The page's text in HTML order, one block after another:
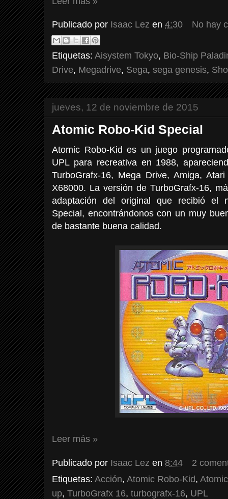
Publicado por Isaac Lez en 4:30 No hay
Etiquetas: Aisystem Tokyo, Bio-Ship
Drive, Megadrive, Sega, sega genesis,
jueves, 12 de noviembre de 2015
Atomic Robo-Kid Special
Atomic Robo-Kid es un juego
UPL para recreativa en 1988,
TurboGrafx-16, Mega Drive, Amiga,
X68000. La versión de TurboGrafx-16,
adaptación del original que recibió el
Special, encontrándonos con un muy
de bastante buena calidad.
Leer más »
Publicado por Isaac Lez en 8:44
2
Etiquetas: Acción, Atomic Robo-Kid,
up, TurboGrafx 16, turbografx-16, UPL